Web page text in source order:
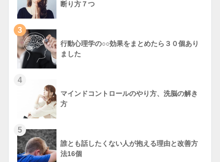
断り方７つ
3
行動心理学の○○効果をまとめたら３０個あり
ました
4
マインドコントロールのやり方、洗脳の解き
方
5
誰とも話したくない人が抱える理由と改善方
法16個